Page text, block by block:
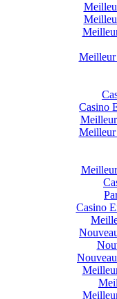
Meilleur
Casino
Meilleur
Casino